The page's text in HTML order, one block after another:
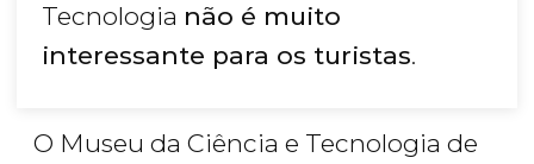
Tecnologia não é muito
interessante para os turistas.
O Museu da Ciência e Tecnologia de